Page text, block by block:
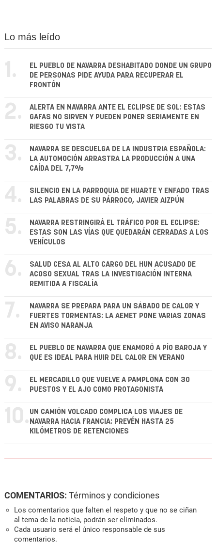
Lo más leído
1.
EL PUEBLO DE NAVARRA DESHABITADO DONDE UN GRUPO
DE PERSONAS PIDE AYUDA PARA RECUPERAR EL
FRONTÓN
2.
ALERTA EN NAVARRA ANTE EL ECLIPSE DE SOL: ESTAS
GAFAS NO SIRVEN Y PUEDEN PONER SERIAMENTE EN
RIESGO TU VISTA
3.
NAVARRA SE DESCUELGA DE LA INDUSTRIA ESPAÑOLA:
LA AUTOMOCIÓN ARRASTRA LA PRODUCCIÓN A UNA
CAÍDA DEL 7,7%
4.
SILENCIO EN LA PARROQUIA DE HUARTE Y ENFADO TRAS
LAS PALABRAS DE SU PÁRROCO, JAVIER AIZPÚN
5.
NAVARRA RESTRINGIRÁ EL TRÁFICO POR EL ECLIPSE:
ESTAS SON LAS VÍAS QUE QUEDARÁN CERRADAS A LOS
VEHÍCULOS
6.
SALUD CESA AL ALTO CARGO DEL HUN ACUSADO DE
ACOSO SEXUAL TRAS LA INVESTIGACIÓN INTERNA
REMITIDA A FISCALÍA
7.
NAVARRA SE PREPARA PARA UN SÁBADO DE CALOR Y
FUERTES TORMENTAS: LA AEMET PONE VARIAS ZONAS
EN AVISO NARANJA
8.
EL PUEBLO DE NAVARRA QUE ENAMORÓ A PÍO BAROJA Y
QUE ES IDEAL PARA HUIR DEL CALOR EN VERANO
9.
EL MERCADILLO QUE VUELVE A PAMPLONA CON 30
PUESTOS Y EL AJO COMO PROTAGONISTA
10. UN CAMIÓN VOLCADO COMPLICA LOS VIAJES DE
NAVARRA HACIA FRANCIA: PREVÉN HASTA 25
KILÓMETROS DE RETENCIONES
COMENTARIOS: Términos y condiciones
Los comentarios que falten el respeto y que no se ciñan
al tema de la noticia, podrán ser eliminados.
Cada usuario será el único responsable de sus
comentarios.